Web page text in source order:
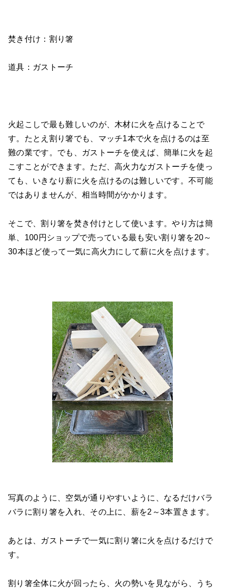
焚き付け：割り箸
道具：ガストーチ
火起こしで最も難しいのが、木材に火を点けることで
す。たとえ割り箸でも、マッチ1本で火を点けるのは至
難の業です。でも、ガストーチを使えば、簡単に火を起
こすことができます。ただ、高火力なガストーチを使っ
ても、いきなり薪に火を点けるのは難しいです。不可能
ではありませんが、相当時間がかかります。
そこで、割り箸を焚き付けとして使います。やり方は簡
単、100円ショップで売っている最も安い割り箸を20～
30本ほど使って一気に高火力にして薪に火を点けます。
写真のように、空気が通りやすいように、なるだけバラ
バラに割り箸を入れ、その上に、薪を2～3本置きます。
あとは、ガストーチで一気に割り箸に火を点けるだけで
す。
割り箸全体に火が回ったら、火の勢いを見ながら、うち